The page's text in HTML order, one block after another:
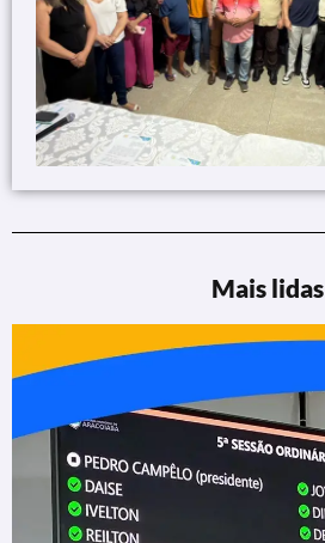
Mais lidas